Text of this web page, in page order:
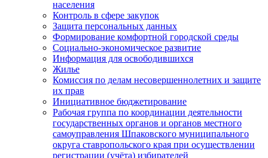
населения
Контроль в сфере закупок
Защита персональных данных
Формирование комфортной городской среды
Социально-экономическое развитие
Информация для освободившихся
Жилье
Комиссия по делам несовершеннолетних и защите
их прав
Инициативное бюджетирование
Рабочая группа по координации деятельности
государственных органов и органов местного
самоуправления Шпаковского муниципального
округа ставропольского края при осуществлении
регистрации (учёта) избирателей